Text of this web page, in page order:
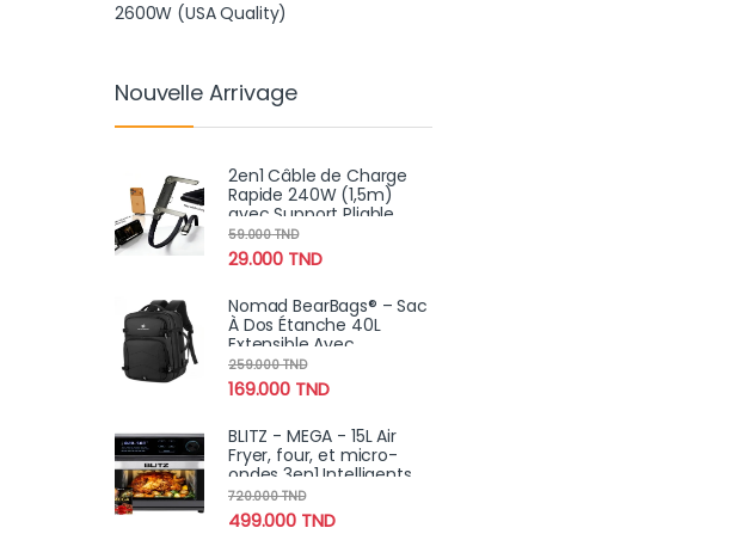
2600W (USA Quality)
Nouvelle Arrivage
2en1 Câble de Charge
Rapide 240W (1,5m)
avec Support Pliable
Intégré – Cordon
Robuste pour
Smartphones et
29.000 TND
59.000TND
Nomad BearBags® – Sac
À Dos Étanche 40L
Extensible Avec
Chargement USB Pour
Voyage Professionnel
169.000 TND
259.000TND
BLITZ - MEGA - 15L Air
Fryer, four, et micro-
ondes 3en1 Intelligents
Turbo MAXX 4
Accessoires 2600W
499.000 TND
720.000TND